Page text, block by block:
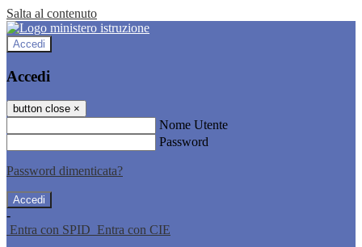
Salta al contenuto
Accedi
Accedi
button close ×
Nome Utente
Password
Password dimenticata?
-
Entra con SPID Entra con CIE